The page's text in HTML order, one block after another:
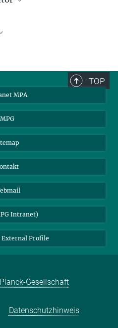
Garching
TOP
MPA
MPG
Intranet)
External Profile
Gesellschaft
Datenschutzhinweis